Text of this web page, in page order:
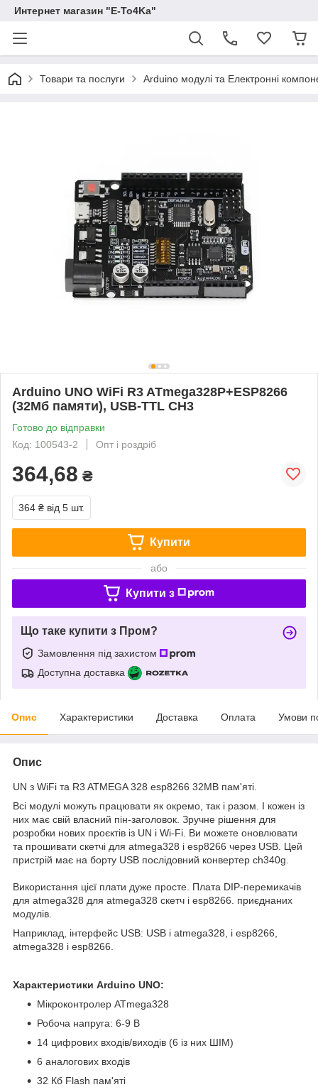
Интернет магазин "E-To4Ka"
Товари та послуги Arduino модулі та Електронні
Arduino UNO WiFi R3 ATmega328P+ESP8266
(32Mб памяти), USB-TTL CH3
Готово до відправки
Код: 100543-2
Опт і роздріб
364,68 ₴
364 ₴ від 5 шт.
Купити
або
Купити з
Що таке купити з Пром?
Замовлення під захистом
Доступна доставка
Опис Характеристики Доставка Оплата Умови
Опис
UN з WiFi та R3 ATMEGA 328 esp8266 32MB пам'яті.
Всі модулі можуть працювати як окремо, так і разом. І кожен із
них має свій власний пін-заголовок. Зручне рішення для
розробки нових проєктів із UN і Wi-Fi. Ви можете оновлювати
та прошивати скетчі для atmega328 і esp8266 через USB. Цей
пристрій має на борту USB послідовний конвертер ch340g.
Використання цієї плати дуже просте. Плата DIP-перемикачів
для atmega328 для atmega328 скетч і esp8266. приєднаних
модулів.
Наприклад, інтерфейс USB: USB і atmega328, і esp8266,
atmega328 і esp8266.
Характеристики Arduino UNO:
Мікроконтролер ATmega328
Робоча напруга: 6-9 В
14 цифрових входів/виходів (6 із них ШІМ)
6 аналогових входів
32 Кб Flash пам'яті